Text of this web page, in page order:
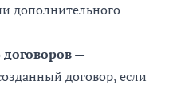
дополнительного
—
договор, если